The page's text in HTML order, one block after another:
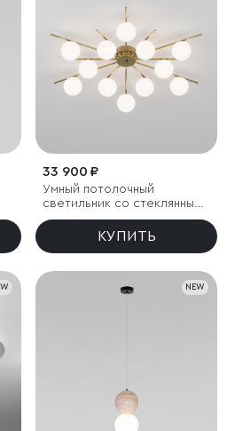
33 900 ₽
Умный потолочный
светильник со стеклянными
плафонами под лампочку
КУПИТЬ
NEW